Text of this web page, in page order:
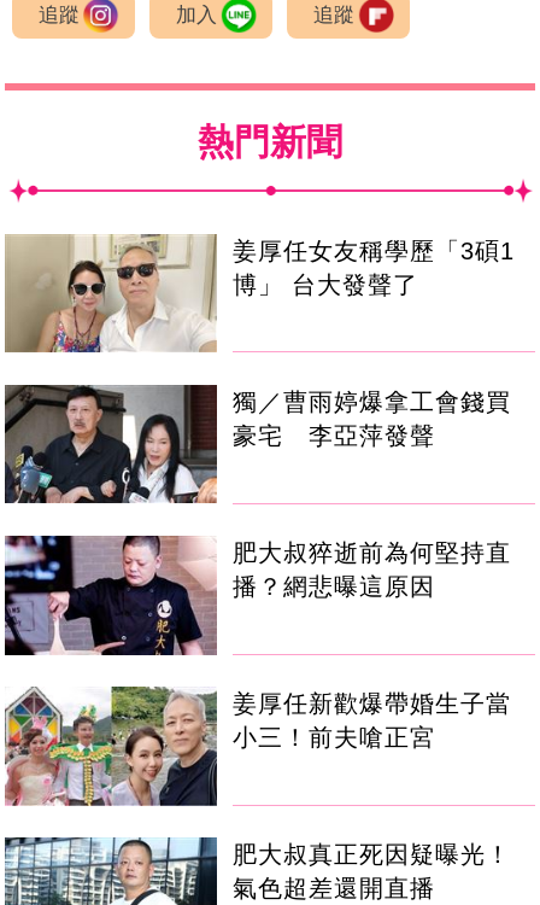
追蹤 加入 追蹤
熱門新聞
姜厚任女友稱學歷「3碩1
博」 台大發聲了
獨／曹雨婷爆拿工會錢買
豪宅 李亞萍發聲
肥大叔猝逝前為何堅持直
播？網悲曝這原因
姜厚任新歡爆帶婚生子當
小三！前夫嗆正宮
肥大叔真正死因疑曝光！
氣色超差還開直播